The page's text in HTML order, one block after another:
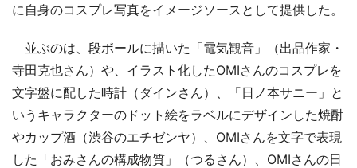
に自身のコスプレ写真をイメージソースとして提供した。
並ぶのは、段ボールに描いた「電気観音」（出品作家・
寺田克也さん）や、イラスト化したOMIさんのコスプレを
文字盤に配した時計（ダインさん）、「日ノ本サニー」と
いうキャラクターのドット絵をラベルにデザインした焼酎
やカップ酒（渋谷のエチゼンヤ）、OMIさんを文字で表現
した「おみさんの構成物質」（つるさん）、OMIさんの日